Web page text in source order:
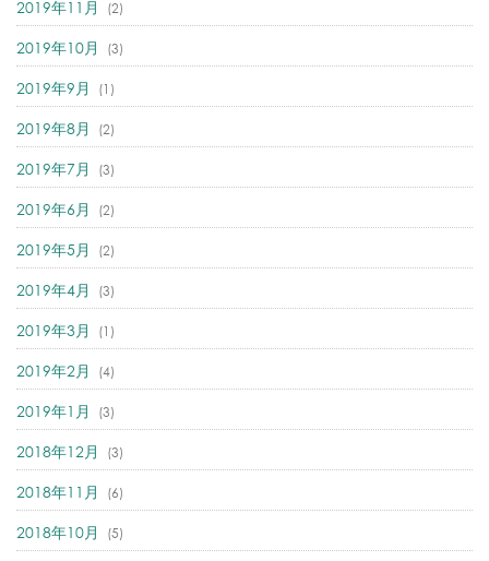
2019年11月 (2)
2019年10月 (3)
2019年9月 (1)
2019年8月 (2)
2019年7月 (3)
2019年6月 (2)
2019年5月 (2)
2019年4月 (3)
2019年3月 (1)
2019年2月 (4)
2019年1月 (3)
2018年12月 (3)
2018年11月 (6)
2018年10月 (5)